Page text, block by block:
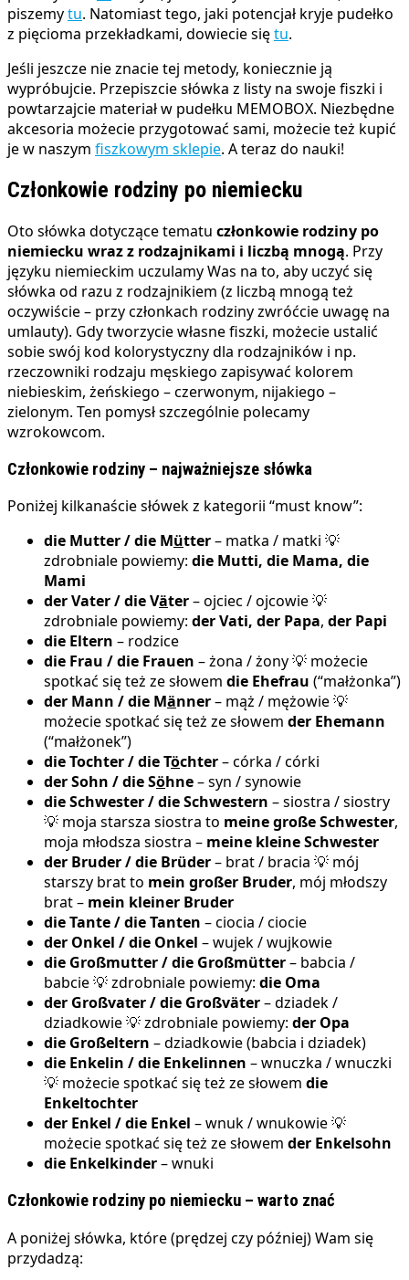
piszemytu. Natomiast tego, jaki potencjał kryje pudełko
z pięcioma przekładkami, dowiecie siętu.
Jeśli jeszcze nie znacie tej metody, koniecznie ją
wypróbujcie. Przepiszcie słówka z listy na swoje fiszki i
powtarzajcie materiał w pudełku MEMOBOX. Niezbędne
akcesoria możecie przygotować sami, możecie też kupić
je w naszym fiszkowym sklepie. A teraz do nauki!
Członkowie rodziny po niemiecku
Oto słówka dotyczące tematu członkowie rodziny po
niemiecku wraz z rodzajnikami i liczbą mnogą. Przy
języku niemieckim uczulamy Was na to, aby uczyć się
słówka od razu z rodzajnikiem (z liczbą mnogą też
oczywiście – przy członkach rodziny zwróćcie uwagę na
umlauty). Gdy tworzycie własne fiszki, możecie ustalić
sobie swój kod kolorystyczny dla rodzajników i np.
rzeczowniki rodzaju męskiego zapisywać kolorem
niebieskim, żeńskiego – czerwonym, nijakiego –
zielonym. Ten pomysł szczególnie polecamy
wzrokowcom.
Członkowie rodziny – najważniejsze słówka
Poniżej kilkanaście słówek z kategorii “must know”:
die Mutter / die Mütter– matka / matki 💡
zdrobniale powiemy: die Mutti, die Mama, die
Mami
der Vater / die Väter– ojciec / ojcowie 💡
zdrobniale powiemy: der Vati, der Papa, der Papi
die Eltern – rodzice
die Frau / die Frauen – żona / żony 💡 możecie
spotkać się też ze słowem die Ehefrau (“małżonka”)
der Mann / die Männer– mąż / mężowie 💡
możecie spotkać się też ze słowem der Ehemann
(“małżonek”)
die Tochter / die Töchter– córka / córki
der Sohn / die Söhne– syn / synowie
die Schwester / die Schwestern – siostra / siostry
💡 moja starsza siostra to meine große Schwester,
moja młodsza siostra – meine kleine Schwester
der Bruder / die Brüder– brat / bracia 💡 mój
starszy brat to mein großer Bruder, mój młodszy
brat – mein kleiner Bruder
die Tante / die Tanten – ciocia / ciocie
der Onkel / die Onkel – wujek / wujkowie
die Großmutter / die Großmütter– babcia /
babcie 💡 zdrobniale powiemy: die Oma
der Großvater / die Großväter– dziadek /
dziadkowie 💡 zdrobniale powiemy: der Opa
die Großeltern – dziadkowie (babcia i dziadek)
die Enkelin / die Enkelinnen – wnuczka / wnuczki
💡 możecie spotkać się też ze słowem die
Enkeltochter
der Enkel / die Enkel – wnuk / wnukowie 💡
możecie spotkać się też ze słowem der Enkelsohn
die Enkelkinder– wnuki
Członkowie rodziny po niemiecku – warto znać
A poniżej słówka, które (prędzej czy później) Wam się
przydadzą: